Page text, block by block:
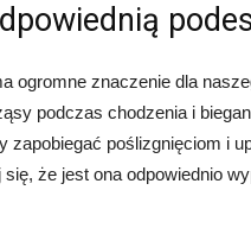
ogromne znaczenie dla
podczas chodzenia i
zapobiegać poślizgnięciom i
że jest ona odpowiednio